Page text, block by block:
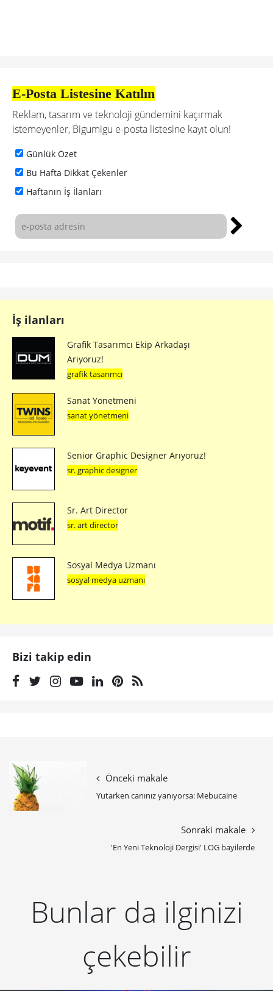
E-Posta Listesine Katılın
Reklam, tasarım ve teknoloji gündemini kaçırmak
istemeyenler, Bigumigu e-posta listesine kayıt olun!
Günlük Özet
Bu Hafta Dikkat Çekenler
Haftanın İş İlanları
İş ilanları
Grafik Tasarımcı Ekip Arkadaşı
Arıyoruz!
grafik tasarımcı
Sanat Yönetmeni
sanat yönetmeni
Senior Graphic Designer Arıyoruz!
sr. graphic designer
Sr. Art Director
sr. art director
Sosyal Medya Uzmanı
sosyal medya uzmanı
Bizi takip edin
Önceki makale
Yutarken canınız yanıyorsa: Mebucaine
Sonraki makale
'En Yeni Teknoloji Dergisi' LOG bayilerde
Bunlar da ilginizi
çekebilir